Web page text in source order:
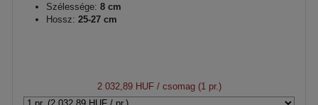
Szélessége: 8 cm
Hossz: 25-27 cm
2 032,89 HUF/ csomag (1 pr.)